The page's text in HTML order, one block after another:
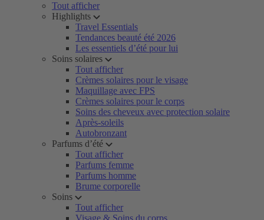
Tout afficher
Highlights
Travel Essentials
Tendances beauté été 2026
Les essentiels d’été pour lui
Soins solaires
Tout afficher
Crèmes solaires pour le visage
Maquillage avec FPS
Crèmes solaires pour le corps
Soins des cheveux avec protection solaire
Après-soleils
Autobronzant
Parfums d’été
Tout afficher
Parfums femme
Parfums homme
Brume corporelle
Soins
Tout afficher
Visage & Soins du corps